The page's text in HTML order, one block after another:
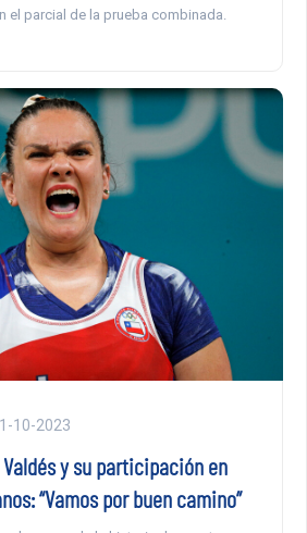
el parcial de la prueba combinada.
10-2023
Valdés y su participación en
“Vamos por buen camino”